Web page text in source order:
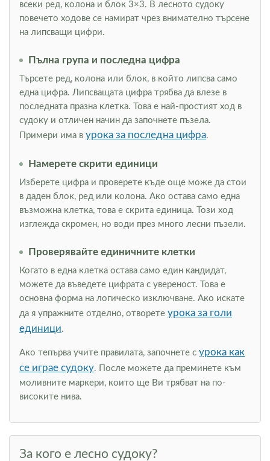
всеки ред, колона и блок 3×3. В лесното судоку
повечето ходове се намират чрез внимателно търсене
на липсващи цифри.
Пълна група и последна цифра
Търсете ред, колона или блок, в който липсва само
една цифра. Липсващата цифра трябва да влезе в
последната празна клетка. Това е най-простият ход в
судоку и отличен начин да започнете пъзела.
Примери има в урока за последна цифра.
Намерете скрити единици
Изберете цифра и проверете къде още може да стои
в даден блок, ред или колона. Ако остава само една
възможна клетка, това е скрита единица. Този ход
изглежда скромен, но води през много лесни пъзели.
Проверявайте единичните клетки
Когато в една клетка остава само един кандидат,
можете да въведете цифрата с увереност. Това е
основна форма на логическо изключване. Ако искате
да я упражните отделно, отворете урока за голи
единици.
Ако тепърва учите правилата, започнете с урока как
се играе судоку. После можете да преминете към
моливните маркери, които ще Ви трябват на по-
високите нива.
За кого е лесно судоку?